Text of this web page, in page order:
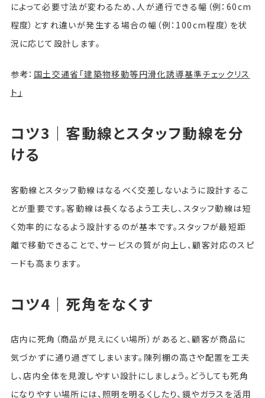
によって必要寸法が変わるため、人が通行できる幅（例：60cm
程度）とすれ違いが発生する場合の幅（例：100cm程度）を状
況に応じて設計します。
参考： 国土交通省「建築物移動等円滑化誘導基準チェックリス
ト」
コツ3｜客動線とスタッフ動線を分
ける
客動線とスタッフ動線はなるべく交差しないように設計するこ
とが重要です。客動線は長くなるよう工夫し、スタッフ動線は短
く効率的になるよう設計するのが基本です。スタッフが最短距
離で移動できることで、サービスの質が向上し、顧客対応のスピ
ードも高まります。
コツ4｜死角をなくす
店内に死角（商品が見えにくい場所）があると、顧客が商品に
気づかずに通り過ぎてしまいます。陳列棚の高さや配置を工夫
し、店内全体を見渡しやすい設計にしましょう。どうしても死角
になりやすい場所には、照明を明るくしたり、鏡やガラスを活用